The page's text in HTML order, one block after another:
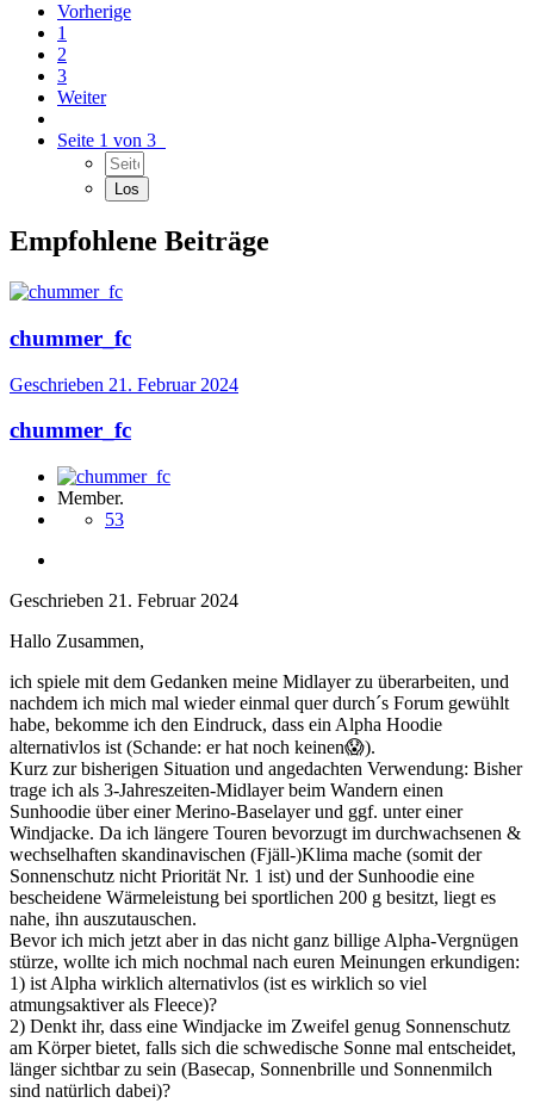
Vorherige
1
2
3
Weiter
Seite 1 von 3
Empfohlene Beiträge
chummer_fc
Geschrieben 21. Februar 2024
chummer_fc
Member.
53
Geschrieben 21. Februar 2024
Hallo Zusammen,
ich spiele mit dem Gedanken meine Midlayer zu überarbeiten, und
nachdem ich mich mal wieder einmal quer durch´s Forum gewühlt
habe, bekomme ich den Eindruck, dass ein Alpha Hoodie
alternativlos ist (Schande: er hat noch keinen😱).
Kurz zur bisherigen Situation und angedachten Verwendung: Bisher
trage ich als 3-Jahreszeiten-Midlayer beim Wandern einen
Sunhoodie über einer Merino-Baselayer und ggf. unter einer
Windjacke. Da ich längere Touren bevorzugt im durchwachsenen &
wechselhaften skandinavischen (Fjäll-)Klima mache (somit der
Sonnenschutz nicht Priorität Nr. 1 ist) und der Sunhoodie eine
bescheidene Wärmeleistung bei sportlichen 200 g besitzt, liegt es
nahe, ihn auszutauschen.
Bevor ich mich jetzt aber in das nicht ganz billige Alpha-Vergnügen
stürze, wollte ich mich nochmal nach euren Meinungen erkundigen:
1) ist Alpha wirklich alternativlos (ist es wirklich so viel
atmungsaktiver als Fleece)?
2) Denkt ihr, dass eine Windjacke im Zweifel genug Sonnenschutz
am Körper bietet, falls sich die schwedische Sonne mal entscheidet,
länger sichtbar zu sein (Basecap, Sonnenbrille und Sonnenmilch
sind natürlich dabei)?